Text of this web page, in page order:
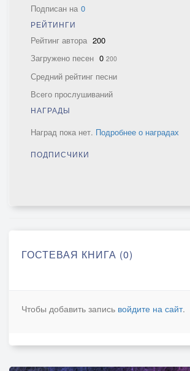
Подписан на 0
РЕЙТИНГИ
Рейтинг автора 200
Загружено песен 0 200
Средний рейтинг песни
Всего прослушиваний
НАГРАДЫ
Наград пока нет. Подробнее о наградах
ПОДПИСЧИКИ
ГОСТЕВАЯ КНИГА (0)
Чтобы добавить запись войдите на сайт.